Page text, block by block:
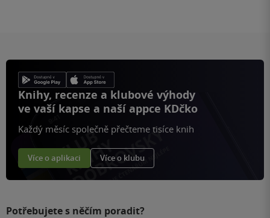
Knihy, recenze a klubové výhody
ve vaší kapse a naší appce KDčko
Každý měsíc společně přečteme tisíce knih
Více o aplikaci Více o klubu
Potřebujete s něčím poradit?